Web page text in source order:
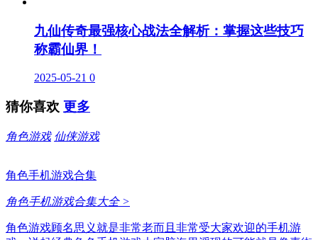
九仙传奇最强核心战法全解析：掌握这些技巧
称霸仙界！
2025-05-21 0
猜你喜欢 更多
角色游戏 仙侠游戏
角色手机游戏合集
角色手机游戏合集大全 >
角色游戏顾名思义就是非常老而且非常受大家欢迎的手机游